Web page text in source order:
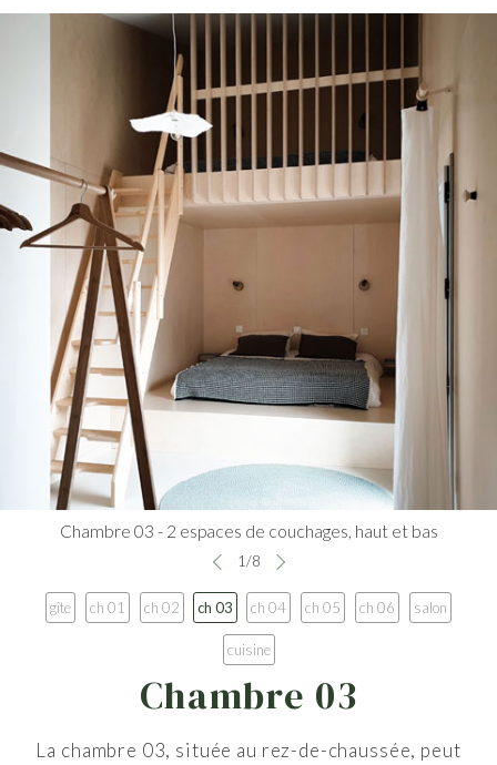
Chambre 03 - 2 espaces de couchages, haut et bas
1/8
gîte ch 01 ch 02 ch 03 ch 04 ch 05 ch 06 salon
cuisine
Chambre 03
La chambre 03, située au rez-de-chaussée, peut